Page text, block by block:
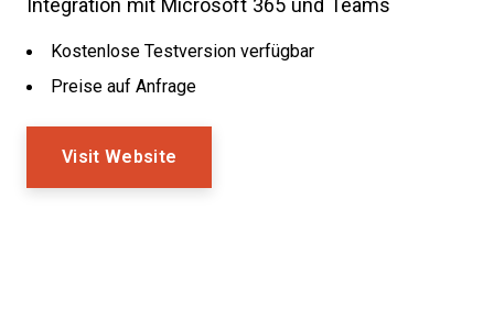
Integration mit Microsoft 365 und Teams
Kostenlose Testversion verfügbar
Preise auf Anfrage
Visit Website